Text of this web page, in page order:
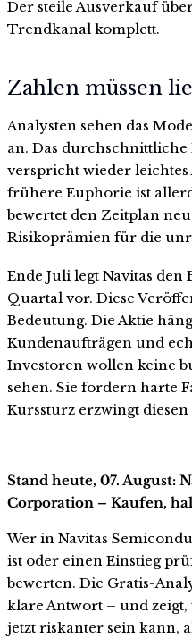
Der steile Ausverkauf
Trendkanal komplett.
Zahlen müssen
Analysten sehen das
an. Das durchschnittliche
verspricht wieder
frühere Euphorie ist
bewertet den Zeitplan
Risikoprämien für die
Ende Juli legt Navitas den
Quartal vor. Diese
Bedeutung. Die Aktie
Kundenaufträgen und
Investoren wollen keine
sehen. Sie fordern harte
Kurssturz erzwingt diesen
Stand heute, 07. August:
Corporation – Kaufen,
Wer in Navitas
ist oder einen Einstieg
bewerten. Die Gratis-
klare Antwort – und
jetzt riskanter sein kann,